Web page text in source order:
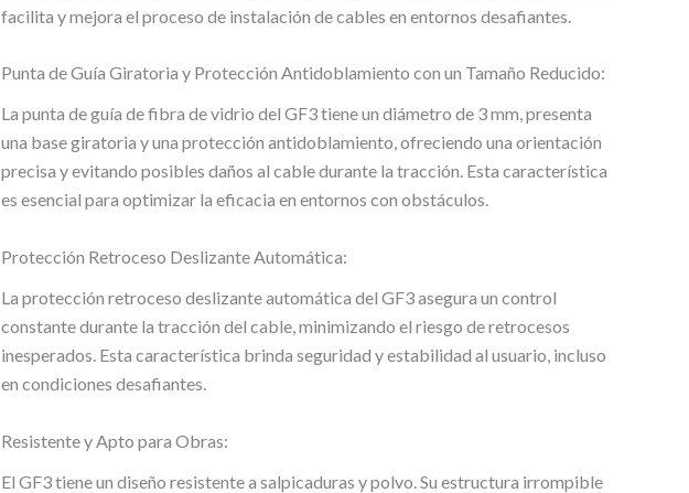
facilita y mejora el proceso de instalación de cables en entornos desafiantes.
Punta de Guía Giratoria y Protección Antidoblamiento con un Tamaño Reducido:
La punta de guía de fibra de vidrio del GF3 tiene un diámetro de 3 mm, presenta
una base giratoria y una protección antidoblamiento, ofreciendo una orientación
precisa y evitando posibles daños al cable durante la tracción. Esta característica
es esencial para optimizar la eficacia en entornos con obstáculos.
Protección Retroceso Deslizante Automática:
La protección retroceso deslizante automática del GF3 asegura un control
constante durante la tracción del cable, minimizando el riesgo de retrocesos
inesperados. Esta característica brinda seguridad y estabilidad al usuario, incluso
en condiciones desafiantes.
Resistente y Apto para Obras:
El GF3 tiene un diseño resistente a salpicaduras y polvo. Su estructura irrompible